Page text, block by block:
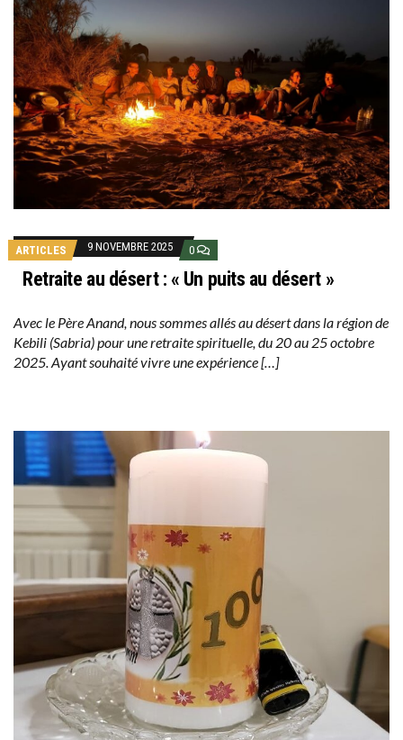
ARTICLES 9 NOVEMBRE 2025 0
Retraite au désert : « Un puits au désert »
Avec le Père Anand, nous sommes allés au désert dans la région de
Kebili (Sabria) pour une retraite spirituelle, du 20 au 25 octobre
2025. Ayant souhaité vivre une expérience […]